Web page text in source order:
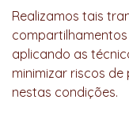
Realizamos tais
aplicando as
minimizar riscos
nestas condições.